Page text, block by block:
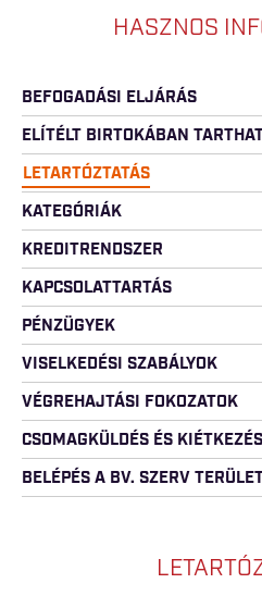
HASZNOS
BEFOGADÁSI ELJÁRÁS
ELÍTÉLT BIRTOKÁBAN
LETARTÓZTATÁS
KATEGÓRIÁK
KREDITRENDSZER
KAPCSOLATTARTÁS
PÉNZÜGYEK
VISELKEDÉSI SZABÁLYOK
VÉGREHAJTÁSI FOKOZATOK
CSOMAGKÜLDÉS ÉS KIÉTKEZÉS
BELÉPÉS A BV. SZERV